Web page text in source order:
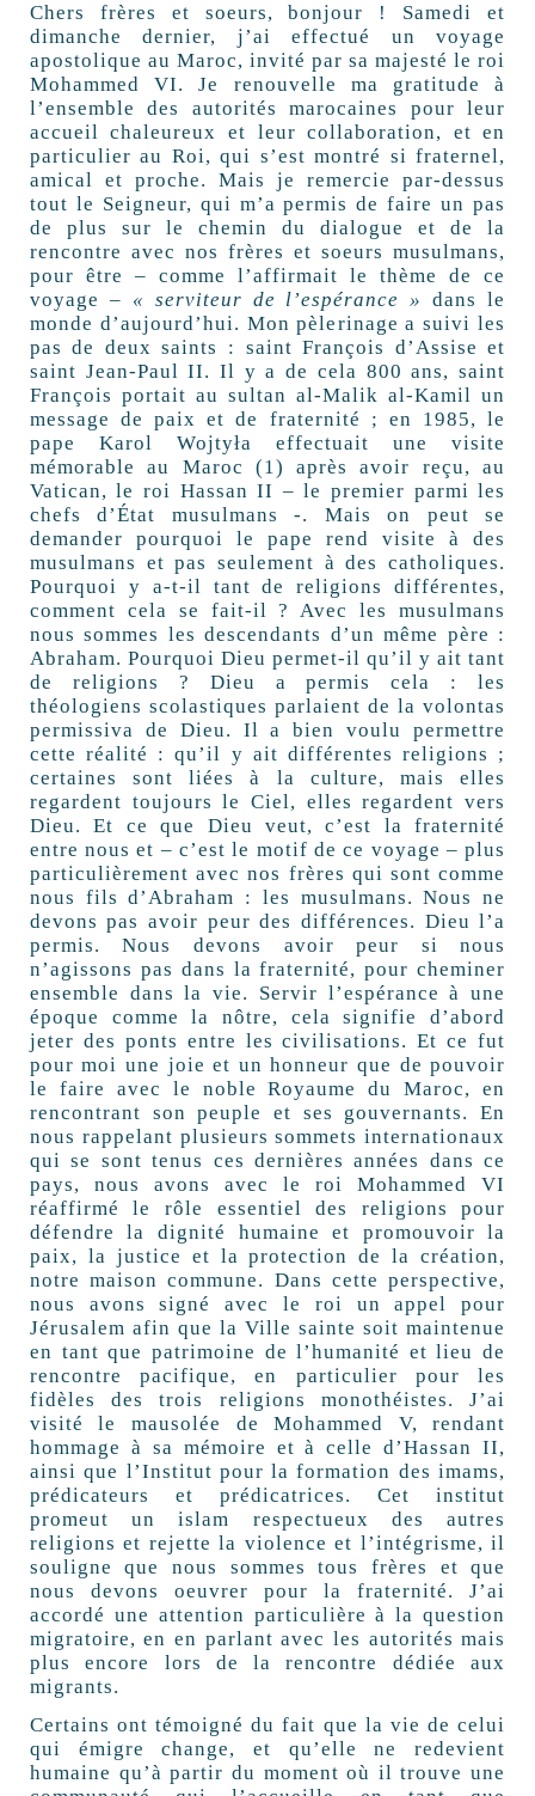
Chers frères et soeurs, bonjour ! Samedi et
dimanche dernier, j’ai effectué un voyage
apostolique au Maroc, invité par sa majesté le roi
Mohammed VI. Je renouvelle ma gratitude à
l’ensemble des autorités marocaines pour leur
accueil chaleureux et leur collaboration, et en
particulier au Roi, qui s’est montré si fraternel,
amical et proche. Mais je remercie par-dessus
tout le Seigneur, qui m’a permis de faire un pas
de plus sur le chemin du dialogue et de la
rencontre avec nos frères et soeurs musulmans,
pour être – comme l’affirmait le thème de ce
voyage – « serviteur de l’espérance » dans le
monde d’aujourd’hui. Mon pèlerinage a suivi les
pas de deux saints : saint François d’Assise et
saint Jean-Paul II. Il y a de cela 800 ans, saint
François portait au sultan al-Malik al-Kamil un
message de paix et de fraternité ; en 1985, le
pape Karol Wojtyła effectuait une visite
mémorable au Maroc (1) après avoir reçu, au
Vatican, le roi Hassan II – le premier parmi les
chefs d’État musulmans -. Mais on peut se
demander pourquoi le pape rend visite à des
musulmans et pas seulement à des catholiques.
Pourquoi y a-t-il tant de religions différentes,
comment cela se fait-il ? Avec les musulmans
nous sommes les descendants d’un même père :
Abraham. Pourquoi Dieu permet-il qu’il y ait tant
de religions ? Dieu a permis cela : les
théologiens scolastiques parlaient de la volontas
permissiva de Dieu. Il a bien voulu permettre
cette réalité : qu’il y ait différentes religions ;
certaines sont liées à la culture, mais elles
regardent toujours le Ciel, elles regardent vers
Dieu. Et ce que Dieu veut, c’est la fraternité
entre nous et – c’est le motif de ce voyage – plus
particulièrement avec nos frères qui sont comme
nous fils d’Abraham : les musulmans. Nous ne
devons pas avoir peur des différences. Dieu l’a
permis. Nous devons avoir peur si nous
n’agissons pas dans la fraternité, pour cheminer
ensemble dans la vie. Servir l’espérance à une
époque comme la nôtre, cela signifie d’abord
jeter des ponts entre les civilisations. Et ce fut
pour moi une joie et un honneur que de pouvoir
le faire avec le noble Royaume du Maroc, en
rencontrant son peuple et ses gouvernants. En
nous rappelant plusieurs sommets internationaux
qui se sont tenus ces dernières années dans ce
pays, nous avons avec le roi Mohammed VI
réaffirmé le rôle essentiel des religions pour
défendre la dignité humaine et promouvoir la
paix, la justice et la protection de la création,
notre maison commune. Dans cette perspective,
nous avons signé avec le roi un appel pour
Jérusalem afin que la Ville sainte soit maintenue
en tant que patrimoine de l’humanité et lieu de
rencontre pacifique, en particulier pour les
fidèles des trois religions monothéistes. J’ai
visité le mausolée de Mohammed V, rendant
hommage à sa mémoire et à celle d’Hassan II,
ainsi que l’Institut pour la formation des imams,
prédicateurs et prédicatrices. Cet institut
promeut un islam respectueux des autres
religions et rejette la violence et l’intégrisme, il
souligne que nous sommes tous frères et que
nous devons oeuvrer pour la fraternité. J’ai
accordé une attention particulière à la question
migratoire, en en parlant avec les autorités mais
plus encore lors de la rencontre dédiée aux
migrants.
Certains ont témoigné du fait que la vie de celui
qui émigre change, et qu’elle ne redevient
humaine qu’à partir du moment où il trouve une